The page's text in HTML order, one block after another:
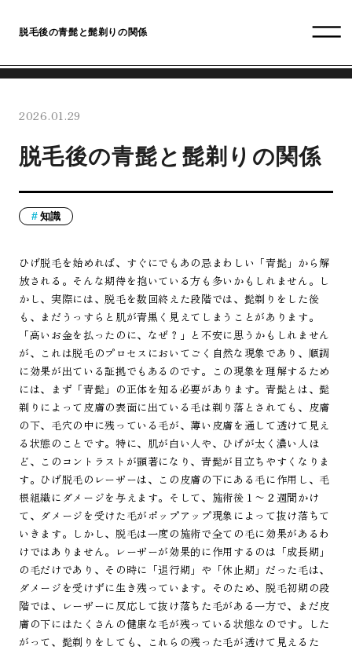
脱毛後の青髭と髭剃りの関係
2026.01.29
脱毛後の青髭と髭剃りの関係
知識
ひげ脱毛を始めれば、すぐにでもあの忌まわしい「青髭」から解
放される。そんな期待を抱いている方も多いかもしれません。し
かし、実際には、脱毛を数回終えた段階では、髭剃りをした後
も、まだうっすらと肌が青黒く見えてしまうことがあります。
「高いお金を払ったのに、なぜ？」と不安に思うかもしれません
が、これは脱毛のプロセスにおいてごく自然な現象であり、順調
に効果が出ている証拠でもあるのです。この現象を理解するため
には、まず「青髭」の正体を知る必要があります。青髭とは、髭
剃りによって皮膚の表面に出ている毛は剃り落とされても、皮膚
の下、毛穴の中に残っている毛が、薄い皮膚を通して透けて見え
る状態のことです。特に、肌が白い人や、ひげが太く濃い人ほ
ど、このコントラストが顕著になり、青髭が目立ちやすくなりま
す。ひげ脱毛のレーザーは、この皮膚の下にある毛に作用し、毛
根組織にダメージを与えます。そして、施術後１〜２週間かけ
て、ダメージを受けた毛がポップアップ現象によって抜け落ちて
いきます。しかし、脱毛は一度の施術で全ての毛に効果があるわ
けではありません。レーザーが効果的に作用するのは「成長期」
の毛だけであり、その時に「退行期」や「休止期」だった毛は、
ダメージを受けずに生き残っています。そのため、脱毛初期の段
階では、レーザーに反応して抜け落ちた毛がある一方で、まだ皮
膚の下にはたくさんの健康な毛が残っている状態なのです。した
がって、髭剃りをしても、これらの残った毛が透けて見えるた